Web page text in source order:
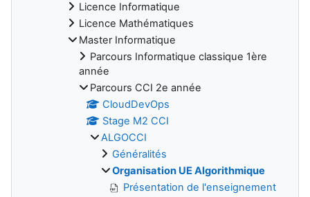
Licence Informatique
Licence Mathématiques
Master Informatique
Parcours Informatique classique 1ère
année
Parcours CCI 2e année
CloudDevOps
Stage M2 CCI
ALGOCCI
Généralités
Organisation UE Algorithmique
Présentation de l'enseignement